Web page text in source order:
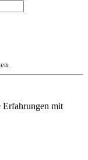
Erfahrungen mit